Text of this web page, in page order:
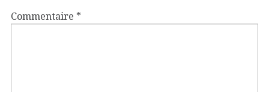
Commentaire *